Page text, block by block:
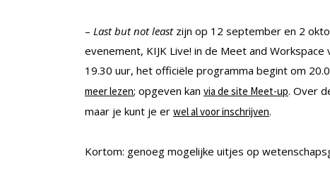
– Last but not leastzijn op 12 september en 2
evenement, KIJK Live! in de Meet and
19.30 uur, het officiële programma begint om
meer lezen; opgeven kan via de site Meet-up. Over
maar je kunt je er wel al voor inschrijven.
Kortom: genoeg mogelijke uitjes op